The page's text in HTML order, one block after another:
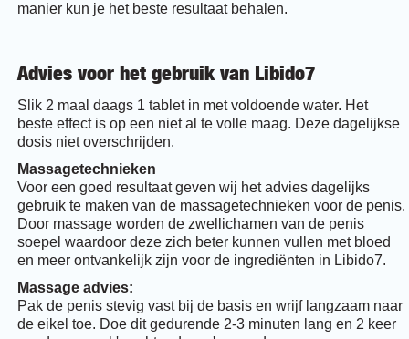
manier kun je het beste resultaat behalen.
Advies voor het gebruik van Libido7
Slik 2 maal daags 1 tablet in met voldoende water. Het
beste effect is op een niet al te volle maag. Deze dagelijkse
dosis niet overschrijden.
Massagetechnieken
Voor een goed resultaat geven wij het advies dagelijks
gebruik te maken van de massagetechnieken voor de penis.
Door massage worden de zwellichamen van de penis
soepel waardoor deze zich beter kunnen vullen met bloed
en meer ontvankelijk zijn voor de ingrediënten in Libido7.
Massage advies:
Pak de penis stevig vast bij de basis en wrijf langzaam naar
de eikel toe. Doe dit gedurende 2-3 minuten lang en 2 keer